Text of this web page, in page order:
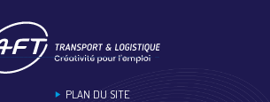
PLAN DU SITE